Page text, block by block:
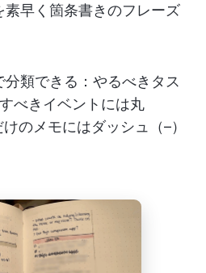
早く箇条書きのフレーズ
類できる：やるべきタス
べきイベントには丸
のメモにはダッシュ（–）